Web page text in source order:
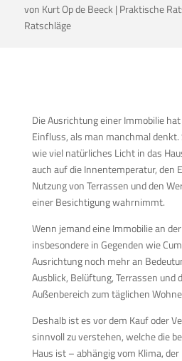
von Kurt Op de Beeck | Praktische
Ratschläge
Die Ausrichtung einer Immobilie
Einfluss, als man manchmal
wie viel natürliches Licht in das
auch auf die Innentemperatur, den
Nutzung von Terrassen und den
einer Besichtigung wahrnimmt.
Wenn jemand eine Immobilie an
insbesondere in Gegenden wie
Ausrichtung noch mehr an
Ausblick, Belüftung, Terrassen und
Außenbereich zum täglichen
Deshalb ist es vor dem Kauf oder
sinnvoll zu verstehen, welche die
Haus ist – abhängig vom Klima,